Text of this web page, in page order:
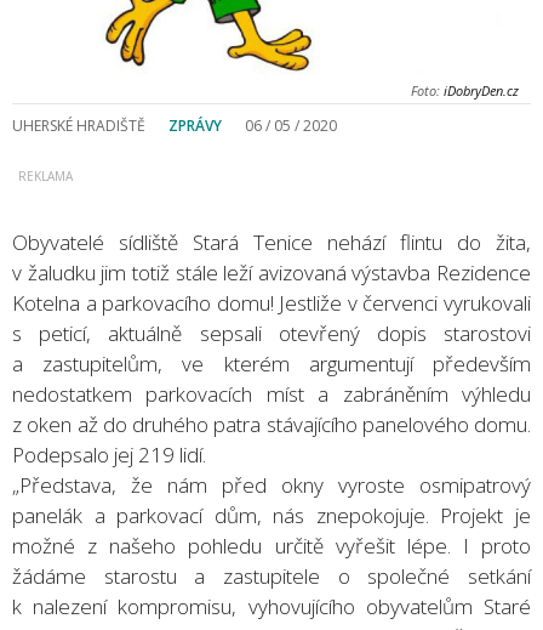
Foto: iDobryDen.cz
UHERSKÉ HRADIŠTĚ ZPRÁVY 06 / 05 / 2020
Obyvatelé sídliště Stará Tenice nehází flintu do žita,
v žaludku jim totiž stále leží avizovaná výstavba Rezidence
Kotelna a parkovacího domu! Jestliže v červenci vyrukovali
s peticí, aktuálně sepsali otevřený dopis starostovi
a zastupitelům, ve kterém argumentují především
nedostatkem parkovacích míst a zabráněním výhledu
z oken až do druhého patra stávajícího panelového domu.
Podepsalo jej 219 lidí.
„Představa, že nám před okny vyroste osmipatrový
panelák a parkovací dům, nás znepokojuje. Projekt je
možné z našeho pohledu určitě vyřešit lépe. I proto
žádáme starostu a zastupitele o společné setkání
k nalezení kompromisu, vyhovujícího obyvatelům Staré